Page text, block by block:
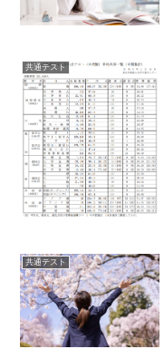
共通テスト
共通テスト